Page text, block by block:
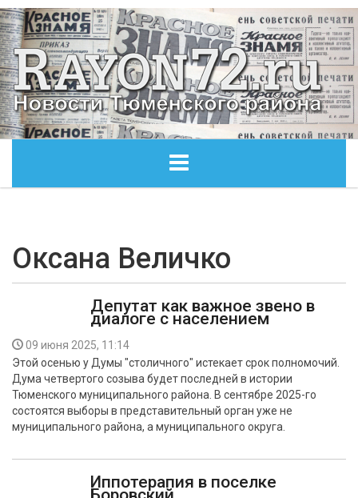
ОБЩЕСТВО
ЭКОНОМИКА
БЕЗОПАСНОСТЬ
СПОРТ
Оксана Величко
Депутат как важное звено в
диалоге с населением
09 июня 2025, 11:14
Этой осенью у Думы "столичного" истекает срок полномочий.
Дума четвертого созыва будет последней в истории
Тюменского муниципального района. В сентябре 2025-го
состоятся выборы в представительный орган уже не
муниципального района, а муниципального округа.
Иппотерапия в поселке